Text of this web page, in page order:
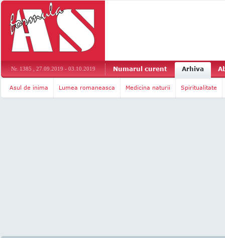
Nr. 1385 , 27.09.2019 - 03.10.2019 Numarul curent Arhiva
Asul de inima Lumea romaneasca Medicina naturii Spiritualitate